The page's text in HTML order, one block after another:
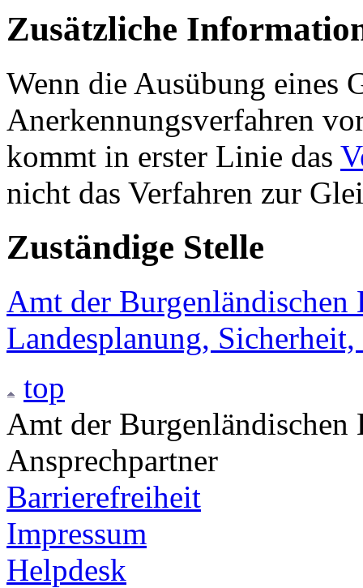
Zusätzliche
Wenn die Ausübung eines
Anerkennungsverfahren
kommt in erster Linie das
nicht das Verfahren zur
Zuständige Stelle
Amt der
Landesplanung,
top
Amt der
Ansprechpartner
Barrierefreiheit
Impressum
Helpdesk